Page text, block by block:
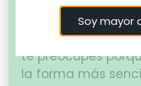
de ¿es legal el
respuesta es un
te preocupes
la forma más
Soy mayor